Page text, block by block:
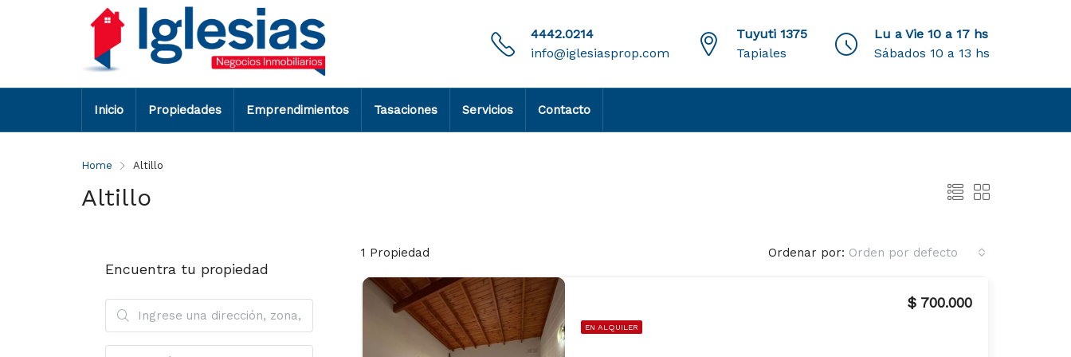
4442.0214
info@iglesiasprop.com
Tuyuti 1375
Tapiales
Lu a Vie 10 a 17 hs
Sábados 10 a 13 hs
Inicio Propiedades Emprendimientos Tasaciones Servicios Contacto
Home Altillo
Altillo
1 Propiedad Ordenar por: Orden por defecto
EN ALQUILER
$ 700.000
Encuentra tu propiedad